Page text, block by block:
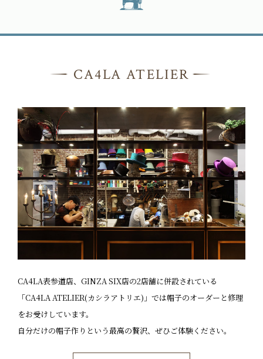
CA4LA ATELIER
CA4LA表参道店、GINZA SIX店の2店舗に併設されている
「CA4LA ATELIER(カシラアトリエ)」では帽子のオーダーと修理
をお受けしています。
自分だけの帽子作りという最高の贅沢、ぜひご体験ください。